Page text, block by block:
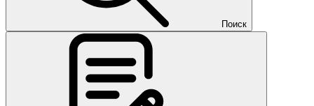
Поиск